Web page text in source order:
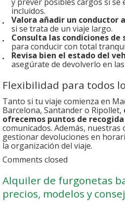
incluidos.
Valora añadir un conductor
si se trata de un viaje largo.
Consulta las condiciones
para conducir con total
Revisa bien el estado del
asegúrate de devolverlo en
Flexibilidad para todos
Tanto si tu viaje comienza en
Barcelona, Santander o Ripollet,
ofrecemos puntos de
comunicados. Además,
gestionar devoluciones en
la organización del viaje.
Comments closed
Alquiler de furgonetas
precios, modelos y